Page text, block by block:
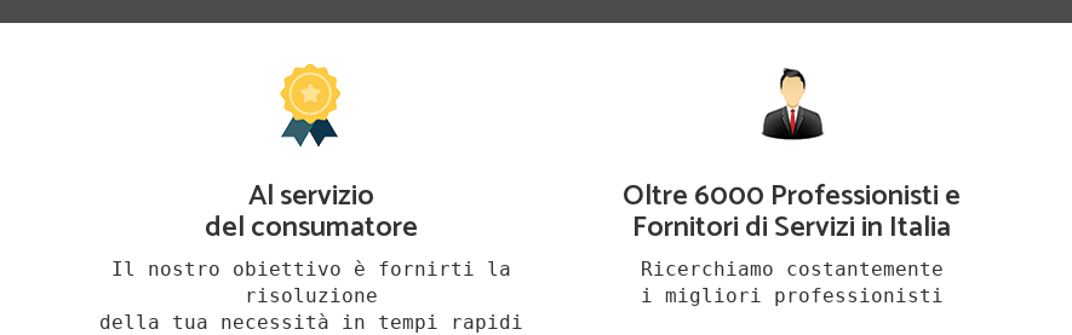
Al servizio
del consumatore
Il nostro obiettivo è fornirti la
risoluzione
della tua necessità in tempi rapidi
Oltre 6000 Professionisti e
Fornitori di Servizi in Italia
Ricerchiamo costantemente
i migliori professionisti